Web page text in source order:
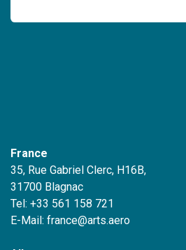
France
35, Rue Gabriel Clerc, H16B,
31700 Blagnac
Tel: +33 561 158 721
E-Mail: france@arts.aero